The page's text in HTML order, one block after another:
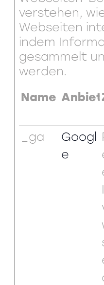
verstehen,
Webseiten
indem
gesammelt
werden.
Name
_ga
Googl
e